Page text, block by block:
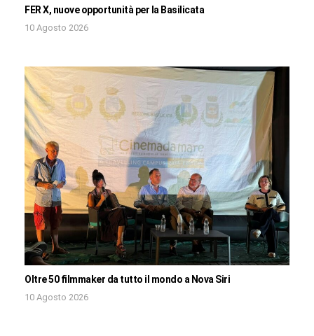
FER X, nuove opportunità per la Basilicata
10 Agosto 2026
Oltre 50 filmmaker da tutto il mondo a Nova Siri
10 Agosto 2026